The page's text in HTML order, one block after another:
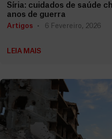
Síria: cuidados de saúde
anos de guerra
Artigos 6 Fevereiro, 2026
LEIA MAIS